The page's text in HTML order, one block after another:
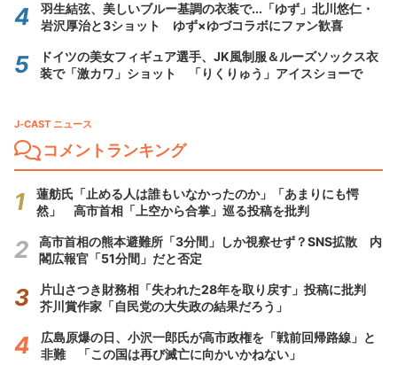
羽生結弦、美しいブルー基調の衣装で...「ゆず」北川悠仁・
岩沢厚治と3ショット ゆず×ゆづコラボにファン歓喜
ドイツの美女フィギュア選手、JK風制服＆ルーズソックス衣
装で「激カワ」ショット 「りくりゅう」アイスショーで
J-CAST ニュース
コメントランキング
蓮舫氏「止める人は誰もいなかったのか」「あまりにも愕
然」 高市首相「上空から合掌」巡る投稿を批判
高市首相の熊本避難所「3分間」しか視察せず？SNS拡散 内
閣広報官「51分間」だと否定
片山さつき財務相「失われた28年を取り戻す」投稿に批判
芥川賞作家「自民党の大失政の結果だろう」
広島原爆の日、小沢一郎氏が高市政権を「戦前回帰路線」と
非難 「この国は再び滅亡に向かいかねない」